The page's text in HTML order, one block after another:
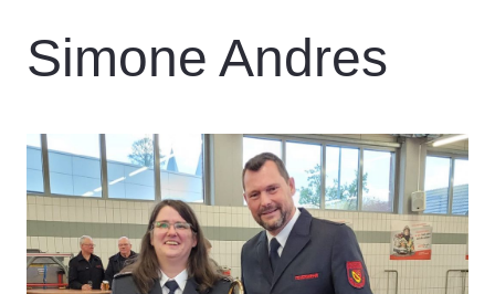
Simone Andres